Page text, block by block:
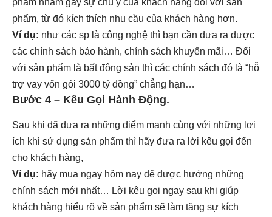
phẩm nhằm gây sự chú ý của khách hàng đối với sản
phẩm, từ đó kích thích nhu cầu của khách hàng hơn.
Ví dụ: như các sp là công nghệ thì bạn cần đưa ra được
các chính sách bảo hành, chính sách khuyến mãi… Đối
với sản phẩm là bất động sản thì các chính sách đó là “hỗ
trợ vay vốn gói 3000 tỷ đồng” chẳng hạn…
Bước 4 – Kêu Gọi Hành Động.
Sau khi đã đưa ra những điểm mạnh cùng với những lợi
ích khi sử dụng sản phẩm thì hãy đưa ra lời kêu gọi đến
cho khách hàng,
Ví dụ: hãy mua ngay hôm nay để được hưởng những
chính sách mới nhất… Lời kêu gọi ngay sau khi giúp
khách hàng hiểu rõ về sản phẩm sẽ làm tăng sự kích